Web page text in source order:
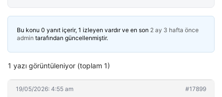
Bu konu 0 yanıt içerir, 1 izleyen vardır ve en son 2 ay 3 hafta önce
admin tarafından güncellenmiştir.
1 yazı görüntüleniyor (toplam 1)
19/05/2026: 4:55 am #17899